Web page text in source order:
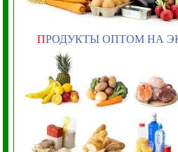
ПРОДУКТЫ ОПТОМ НА